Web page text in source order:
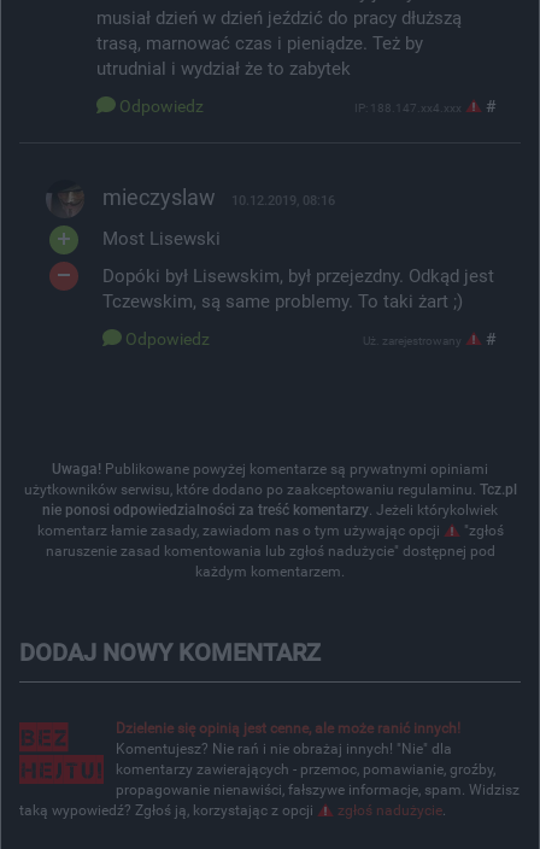
musiał dzień w dzień jeździć do pracy dłuższą
trasą, marnować czas i pieniądze. Też by
utrudnial i wydział że to zabytek
Odpowiedz IP: 188.147.xx4.xxx #
mieczyslaw 10.12.2019, 08:16
Most Lisewski
Dopóki był Lisewskim, był przejezdny. Odkąd jest
Tczewskim, są same problemy. To taki żart ;)
Odpowiedz Uż. zarejestrowany #
Uwaga! Publikowane powyżej komentarze są prywatnymi opiniami
użytkowników serwisu, które dodano po zaakceptowaniu regulaminu. Tcz.pl
nie ponosi odpowiedzialności za treść komentarzy . Jeżeli którykolwiek
komentarz łamie zasady, zawiadom nas o tym używając opcji
"zgłoś
naruszenie zasad komentowania lub zgłoś nadużycie" dostępnej pod
każdym komentarzem.
DODAJ NOWY KOMENTARZ
Dzielenie się opinią jest cenne, ale może ranić innych!
Komentujesz? Nie rań i nie obrażaj innych! "Nie" dla
komentarzy zawierających - przemoc, pomawianie, groźby,
propagowanie nienawiści, fałszywe informacje, spam. Widzisz
taką wypowiedź? Zgłoś ją, korzystając z opcji
zgłoś nadużycie